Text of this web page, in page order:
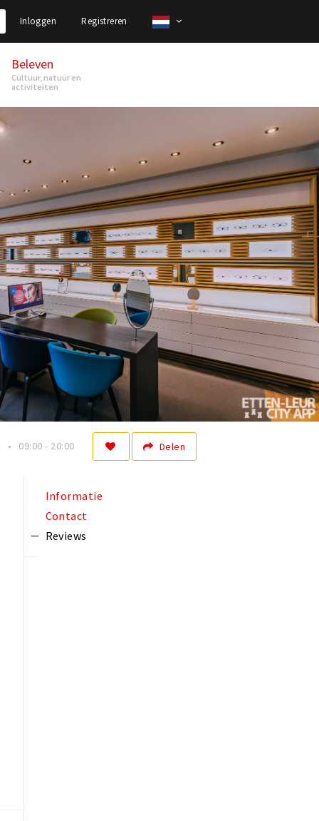
Inloggen Registreren
Beleven
Cultuur, natuur en
activiteiten
Delen
09:00 - 20:00
Informatie
Contact
Reviews